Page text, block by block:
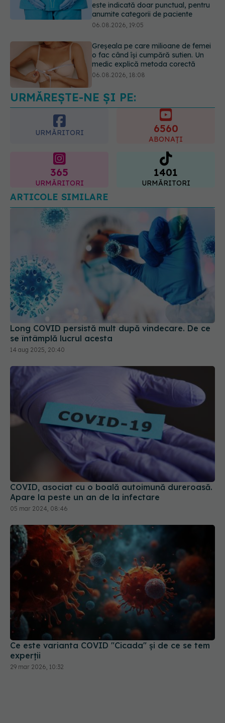
este indicată doar punctual, pentru
anumite categorii de paciente
06.08.2026, 19:05
Greșeala pe care milioane de femei
o fac când își cumpără sutien. Un
medic explică metoda corectă
06.08.2026, 18:08
EXCLUSIV De ce unele paciente
cu cancer de col uterin nu mai ajung
la operație. Dr. Sorin Bogdan
(SANADOR): Intervenția
chirurgicală, doar în situații
URMĂREȘTE-NE ȘI PE:
URMĂRITORI 6560
ABONAȚI
365
URMĂRITORI
1401
URMĂRITORI
ARTICOLE SIMILARE
Long COVID persistă mult după vindecare. De ce
se întâmplă lucrul acesta
14 aug 2025, 20:40
COVID, asociat cu o boală autoimună dureroasă.
Apare la peste un an de la infectare
05 mar 2024, 08:46
Ce este varianta COVID "Cicada" și de ce se tem
experții
29 mar 2026, 10:32